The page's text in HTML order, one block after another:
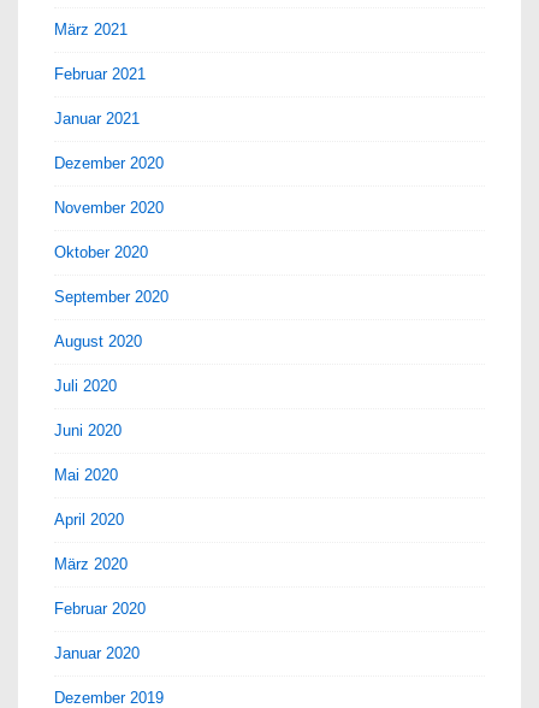
März 2021
Februar 2021
Januar 2021
Dezember 2020
November 2020
Oktober 2020
September 2020
August 2020
Juli 2020
Juni 2020
Mai 2020
April 2020
März 2020
Februar 2020
Januar 2020
Dezember 2019